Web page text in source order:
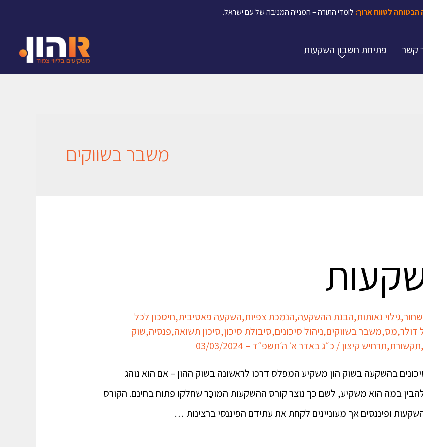
לטווח ארוך: לומדי התורה – המנייה המניבה של עם ישראל.
קשר פתיחת חשבון השקעות
משבר בשווקים
,גילוי נאותות,הבנת ההשקעה,הנמכת צפיות,השקעה פאסיבית,חיסכון לכל
דולר,מס,משבר בשווקים,ניהול סיכונים,סיבולת סיכון,סיכון תשואה,פנסיה,שוק
,תקשורת,תרחיש קיצון/ כ״ג באדר א׳ ה׳תשפ״ד – 03/03/2024
בהשקעה בשוק הון משקיע המפלס דרכו לראשונה בשוק ההון – אם הוא נוהג
במה הוא משקיע, לשם כך נוצר קורס ההשקעות המוכַּר שחלקו פתוח בחינם. הקורס
ופיננסים אך מעוניינים לקחת את עתידם הפיננסי ברצינות …